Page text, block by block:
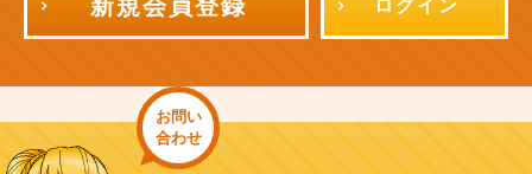
新規会員登録 ログイン
お問い
合わせ